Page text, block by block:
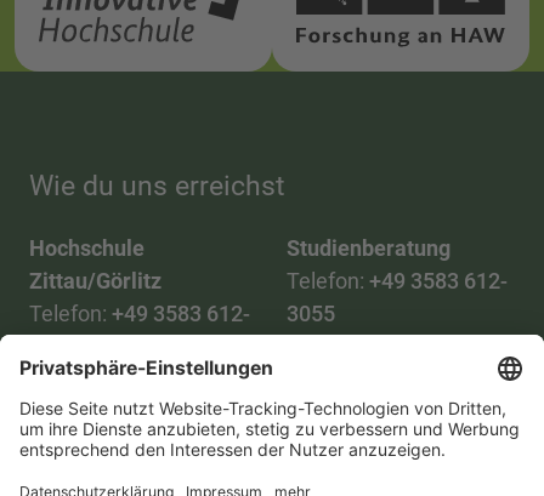
Wie du uns erreichst
Hochschule
Zittau/Görlitz
Telefon: +49 3583 612-
Mail:info(at)hszg.de
Studienberatung
Telefon: +49 3583 612-
3055
Mail:
stud.info(at)hszg.de